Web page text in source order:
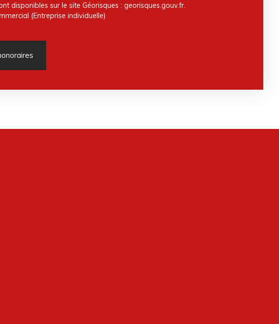
disponibles sur le site Géorisques : georisques.gouv.fr.
(Entreprise individuelle)